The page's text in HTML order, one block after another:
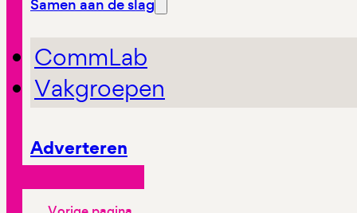
Samen aan de slag
CommLab
Vakgroepen
Adverteren